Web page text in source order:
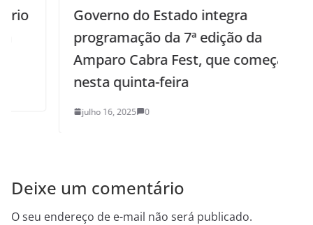
Governo do Estado integra
programação da 7ª edição da
Amparo Cabra Fest, que começa
nesta quinta-feira
julho 16, 2025 0
Deixe um comentário
O seu endereço de e-mail não será publicado.